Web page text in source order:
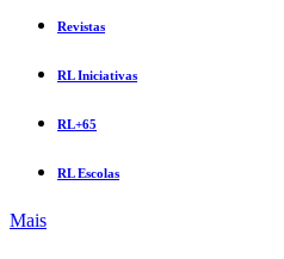
Revistas
RL Iniciativas
RL+65
RL Escolas
Mais